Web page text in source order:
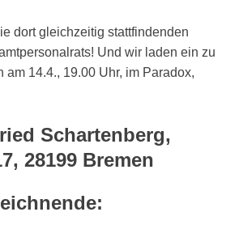
dort gleichzeitig stattfindenden
Und wir laden ein zu
am 14.4., 19.00 Uhr, im Paradox,
Schartenberg,
28199 Bremen